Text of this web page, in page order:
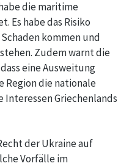
die maritime
Es habe das Risiko
kommen und
Zudem warnt die
eine Ausweitung
Region die nationale
Griechenlands
der Ukraine auf
Vorfälle im